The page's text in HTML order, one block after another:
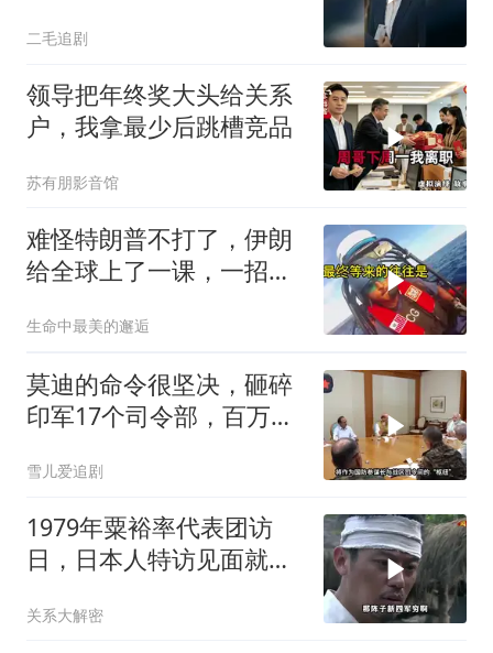
二毛追剧
领导把年终奖大头给关系
户，我拿最少后跳槽竞品
苏有朋影音馆
难怪特朗普不打了，伊朗
给全球上了一课，一招吃
生命中最美的邂逅
莫迪的命令很坚决，砸碎
印军17个司令部，百万印
雪儿爱追剧
1979年粟裕率代表团访
日，日本人特访见面就喊
关系大解密